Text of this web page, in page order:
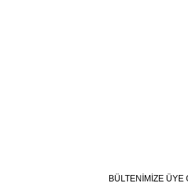
BÜLTENİMİZE ÜYE